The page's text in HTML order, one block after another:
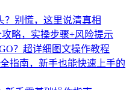
？别慌，这里说清真相
略，实操步骤+风险提示
？超详细图文操作教程
指南，新手也能快速上手的